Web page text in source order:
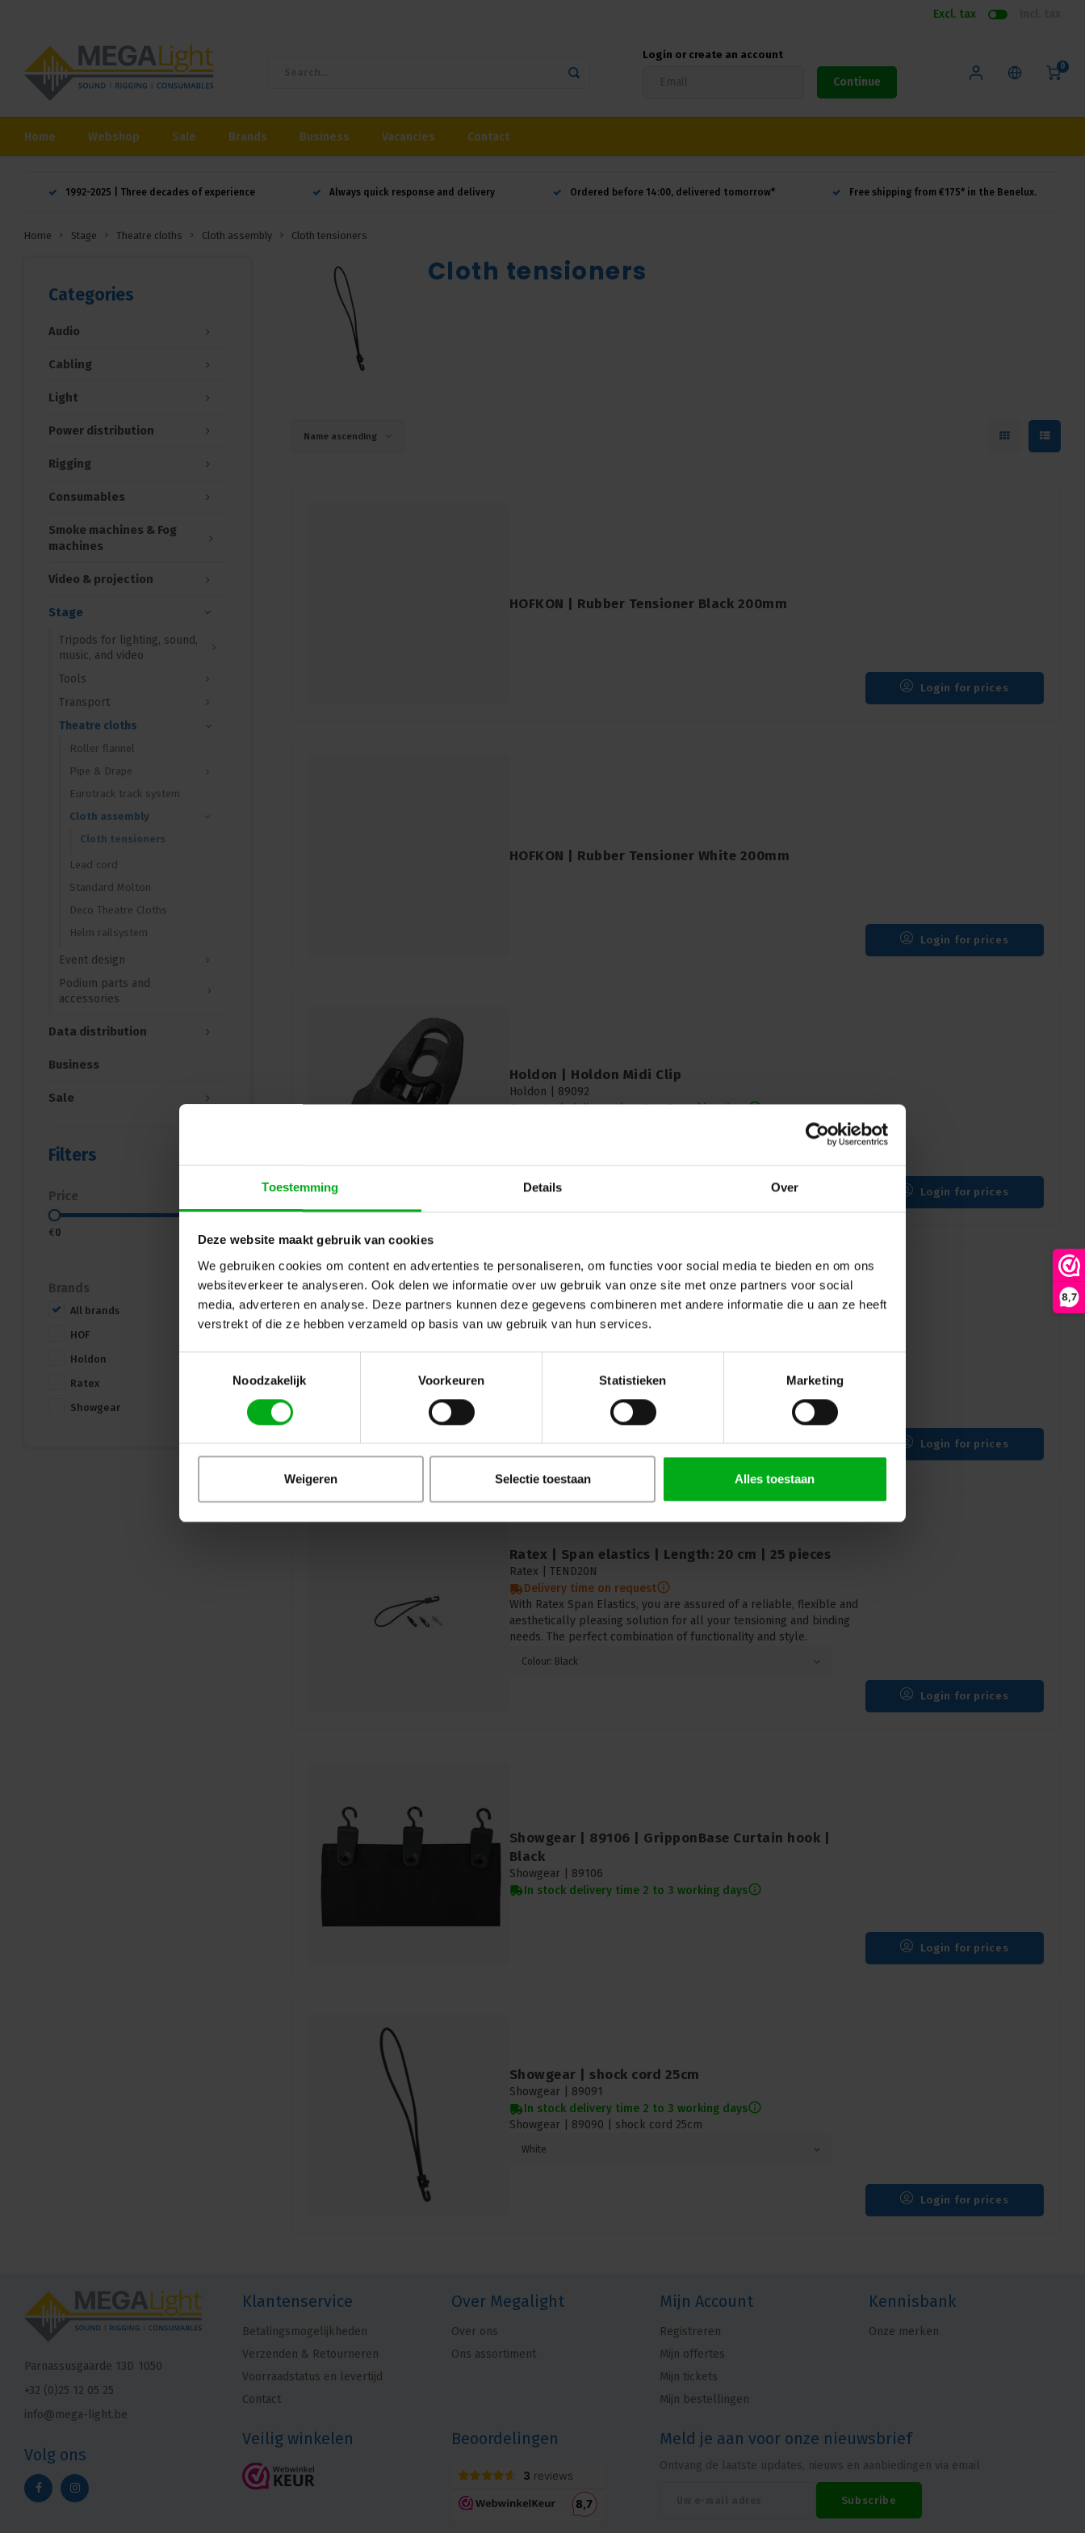
Toestemming Details Over
Deze website maakt gebruik van cookies
We gebruiken cookies om content en advertenties te personaliseren, om functies voor social media te bieden en om ons
websiteverkeer te analyseren. Ook delen we informatie over uw gebruik van onze site met onze partners voor social
media, adverteren en analyse. Deze partners kunnen deze gegevens combineren met andere informatie die u aan ze heeft
verstrekt of die ze hebben verzameld op basis van uw gebruik van hun services.
Noodzakelijk
Voorkeuren Statistieken Marketing
Weigeren Selectie toestaan Alles toestaan
8,7
Excl. tax
Login or create an account
Continue
0
Home Webshop Sale Brands Business Vacancies Contact
1992-2025 | Three decades of experience Always quick response and delivery Ordered before 14:00, delivered tomorrow* Free shipping from €175* in the Benelux.
Home Stage Theatre cloths Cloth assembly Cloth tensioners
Categories
Audio
Cabling
Light
Power distribution
Rigging
Consumables
Smoke machines & Fog
machines
Video & projection
Stage
Tripods for lighting, sound,
music, and video
Tools
Transport
Theatre cloths
Roller flannel
Pipe & Drape
Eurotrack track system
Cloth assembly
Cloth tensioners
Lead cord
Standard Molton
Deco Theatre Cloths
Helm railsystem
Event design
Podium parts and
accessories
Data distribution
Business
Sale
Filters
Price
€0
Brands
All brands
HOF
Holdon
Ratex
Showgear
Cloth tensioners
Name ascending
HOFKON | Rubber Tensioner Black 200mm
Login for prices
HOFKON | Rubber Tensioner White 200mm
Login for prices
Holdon | Holdon Midi Clip
Holdon | 89092
In stock delivery time 2 to 3 working days
Login for prices
In stock delivery time 2 to 3 working days
Login for prices
Ratex | Span elastics | Length: 20 cm | 25 pieces
Ratex | TEND20N
Delivery time on request
With Ratex Span Elastics, you are assured of a reliable, flexible and
aesthetically pleasing solution for all your tensioning and binding
needs. The perfect combination of functionality and style.
Colour: Black
Login for prices
Showgear | 89106 | GripponBase Curtain hook |
Black
Showgear | 89106
In stock delivery time 2 to 3 working days
Login for prices
Showgear | shock cord 25cm
Showgear | 89091
In stock delivery time 2 to 3 working days
Showgear | 89090 | shock cord 25cm
White
Login for prices
Parnassusgaarde 13D 1050
+32 (0)25 12 05 25
info@mega-light.be
Volg ons
Klantenservice
Betalingsmogelijkheden
Verzenden & Retourneren
Voorraadstatus en levertijd
Contact
Over Megalight
Over ons
Ons assortiment
Mijn Account
Registreren
Mijn offertes
Mijn tickets
Mijn bestellingen
Kennisbank
Onze merken
Veilig winkelen Beoordelingen Meld je aan voor onze nieuwsbrief
Ontvang de laatste updates, nieuws en aanbiedingen via email
Subscribe